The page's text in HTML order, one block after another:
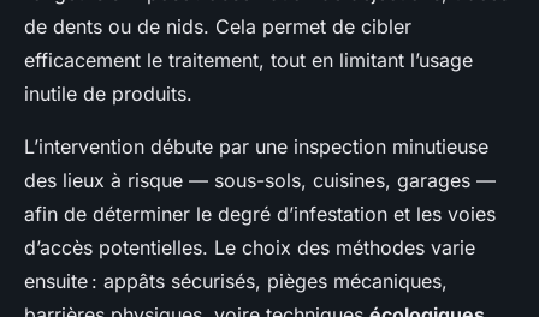
de dents ou de nids. Cela permet de cibler
efficacement le traitement, tout en limitant l’usage
inutile de produits.
L’intervention débute par une inspection minutieuse
des lieux à risque — sous-sols, cuisines, garages —
afin de déterminer le degré d’infestation et les voies
d’accès potentielles. Le choix des méthodes varie
ensuite : appâts sécurisés, pièges mécaniques,